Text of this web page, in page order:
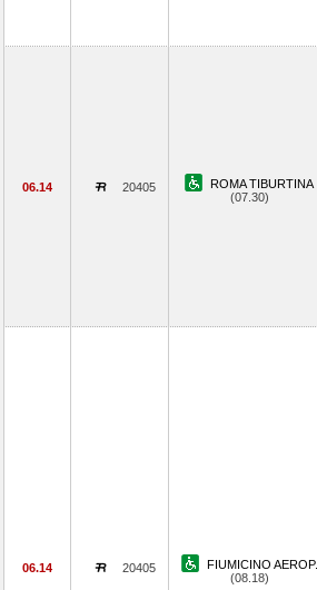
06.14 20405
ROMA TIBURTINA
(07.30)
06.14 20405
FIUMICINO AEROP.
(08.18)